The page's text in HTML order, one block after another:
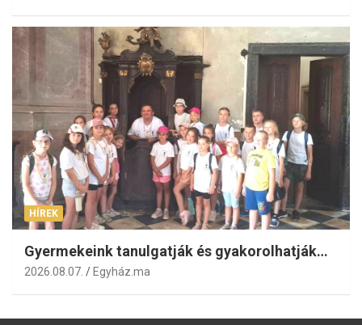
HÍREK
Gyermekeink tanulgatják és gyakorolhatják…
2026.08.07. Egyház.ma